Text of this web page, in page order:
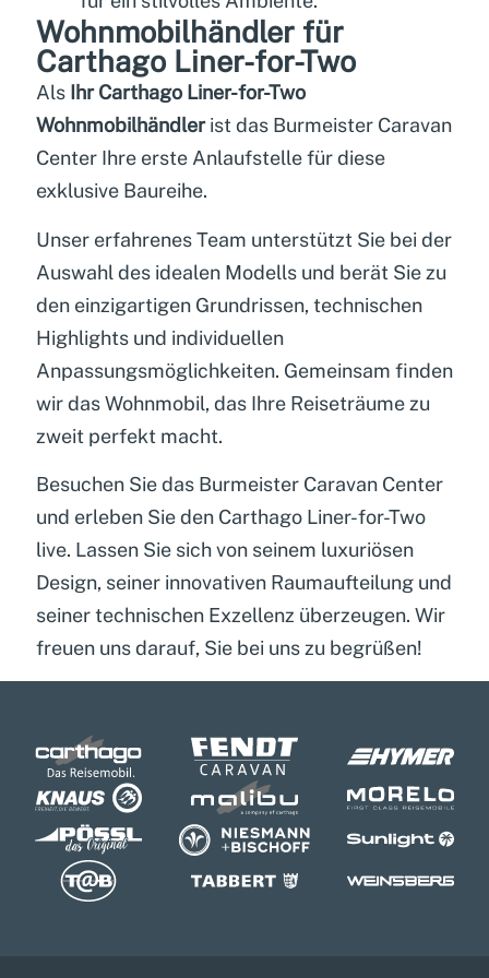
Wohnmobilhändler für
Carthago Liner-for-Two
Als Ihr Carthago Liner-for-Two
Wohnmobilhändlerist das Burmeister Caravan
Center Ihre erste Anlaufstelle für diese
exklusive Baureihe.
Unser erfahrenes Team unterstützt Sie bei der
Auswahl des idealen Modells und berät Sie zu
den einzigartigen Grundrissen, technischen
Highlights und individuellen
Anpassungsmöglichkeiten. Gemeinsam finden
wir das Wohnmobil, das Ihre Reiseträume zu
zweit perfekt macht.
Besuchen Sie das Burmeister Caravan Center
und erleben Sie den Carthago Liner-for-Two
live. Lassen Sie sich von seinem luxuriösen
Design, seiner innovativen Raumaufteilung und
seiner technischen Exzellenz überzeugen. Wir
freuen uns darauf, Sie bei uns zu begrüßen!